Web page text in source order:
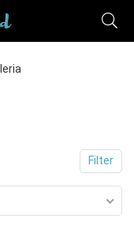
Filter